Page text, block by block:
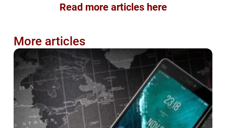
Read more articles here
More articles